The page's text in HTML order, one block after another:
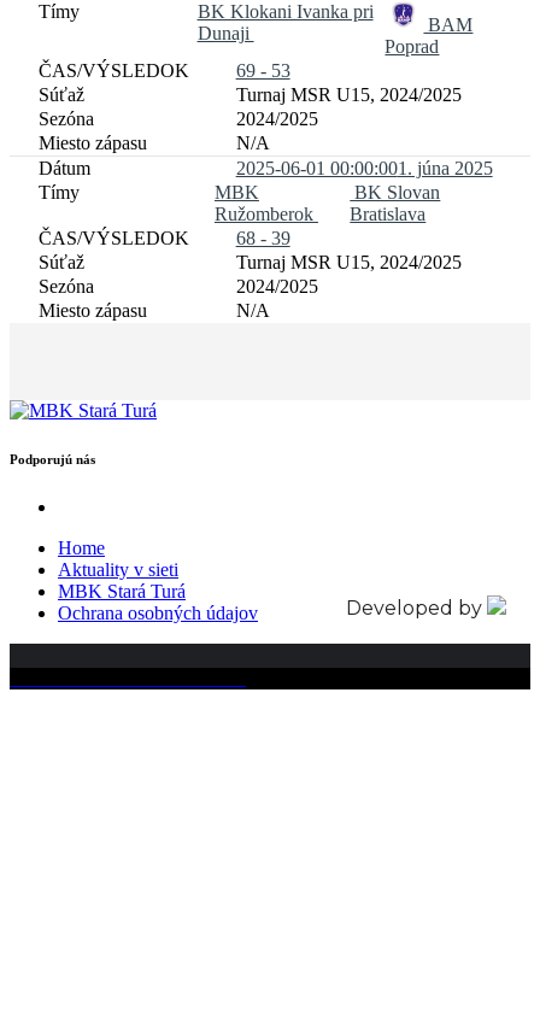
BK Klokani Ivanka pri
Dunaji
BAM
Poprad
69 - 53
Turnaj MSR U15, 2024/2025
2024/2025
N/A
2025-06-01 00:00:001. júna 2025
MBK
Ružomberok
BK Slovan
Bratislava
68 - 39
Turnaj MSR U15, 2024/2025
2024/2025
N/A
Podporujú nás
Home
Aktuality v sieti
MBK Stará Turá
Ochrana osobných údajov
Developed by